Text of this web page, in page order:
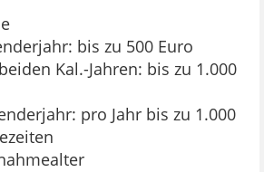
bis zu 500 Euro
Kal.-Jahren: bis zu 1.000
pro Jahr bis zu 1.000